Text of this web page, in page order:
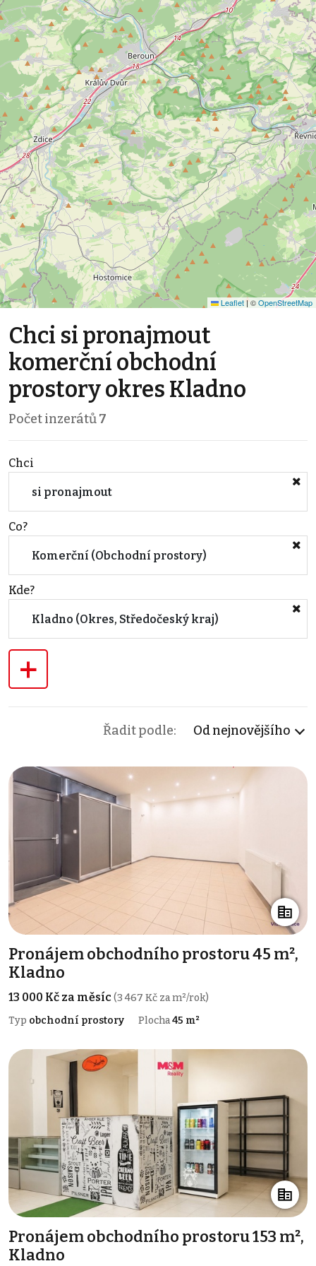
Leaflet | ©OpenStreetMap
Chci si pronajmout
komerční obchodní
prostory okres Kladno
Počet inzerátů7
Chci
si pronajmout
Co?
Komerční (Obchodní prostory)
Kde?
Kladno (Okres, Středočeský kraj)
+
Řadit podle: Od nejnovějšího
Pronájem obchodního prostoru 45 m²,
Kladno
13 000 Kč za měsíc(3 467 Kč za m²/rok)
Typ obchodní prostory Plocha45 m²
Pronájem obchodního prostoru 153 m²,
Kladno